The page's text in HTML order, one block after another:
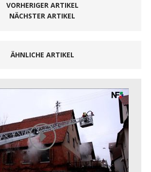
VORHERIGER ARTIKEL
NÄCHSTER ARTIKEL
ÄHNLICHE ARTIKEL